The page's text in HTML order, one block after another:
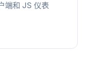
端和 JS 仪表